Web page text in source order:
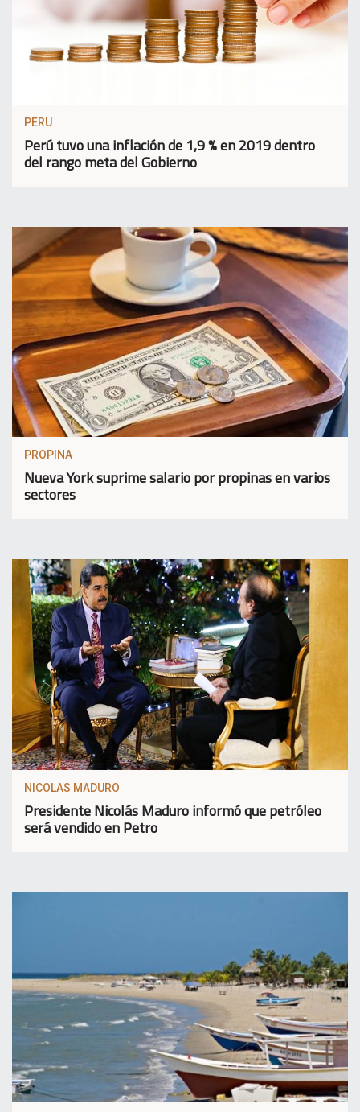
PERU
Perú tuvo una inflación de 1,9 % en 2019 dentro
del rango meta del Gobierno
PROPINA
Nueva York suprime salario por propinas en varios
sectores
NICOLAS MADURO
Presidente Nicolás Maduro informó que petróleo
será vendido en Petro